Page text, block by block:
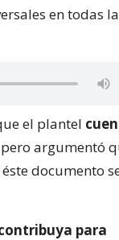
en todas
el plantel
pero argumentó
documento
para